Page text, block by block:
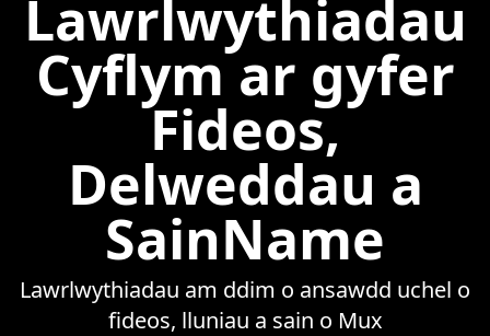
Lawrlwythiadau
Cyflym ar gyfer
Fideos,
Delweddau a
SainName
Lawrlwythiadau am ddim o ansawdd uchel o
fideos, lluniau a sain o Mux